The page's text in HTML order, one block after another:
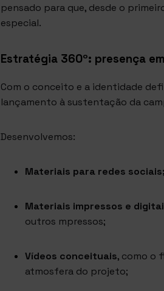
pensado para que, desde o
especial.
Estratégia 360º: presença
Com o conceito e a identidade
lançamento à sustentação da
Desenvolvemos:
Materiais para redes sociais;
Materiais impressos e
outros mpressos;
Vídeos conceituais, como o
atmosfera do projeto;